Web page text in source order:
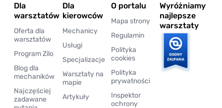
Dla
warsztatów
Oferta dla
warsztatów
Program Zilo
Blog dla
mechaników
Najczęściej
zadawane
Dla
kierowców
Mechanicy
Usługi
Specjalizacje
Warsztaty na
mapie
Artykuły
O portalu
Mapa strony
Regulamin
Polityka
cookies
Polityka
prywatności
Inspektor
ochrony
Wyróżniamy
najlepsze
warsztaty